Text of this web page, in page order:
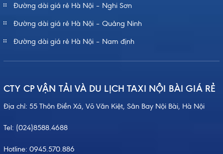
Đường dài giá rẻ Hà Nội – Nghi Sơn
Đường dài giá rẻ Hà Nội – Quảng Ninh
Đường dài giá rẻ Hà Nội – Nam định
CTY CP VẬN TẢI VÀ DU LỊCH TAXI NỘI BÀI GIÁ RẺ
Địa chỉ: 55 Thôn Điền Xá, Võ Văn Kiệt, Sân Bay Nội Bài, Hà Nội
Tel: (024)8588.4688
Hotline: 0945.570.886